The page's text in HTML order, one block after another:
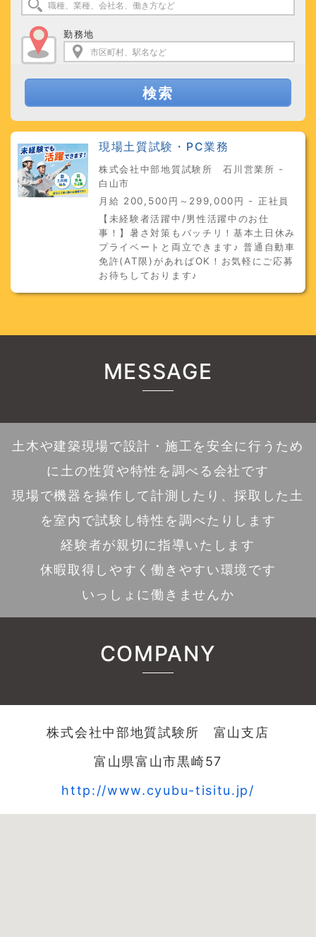
勤務地
検索
現場土質試験・PC業務
株式会社中部地質試験所 石川営業所 -
白山市
月給 200,500円～299,000円 - 正社員
【未経験者活躍中/男性活躍中のお仕
事！】暑さ対策もバッチリ！基本土日休み
プライベートと両立できます♪ 普通自動車
免許(AT限)があればOK！お気軽にご応募
お待ちしております♪
MESSAGE
土木や建築現場で設計・施工を安全に行うため
に土の性質や特性を調べる会社です
現場で機器を操作して計測したり、採取した土
を室内で試験し特性を調べたりします
経験者が親切に指導いたします
休暇取得しやすく働きやすい環境です
いっしょに働きませんか
COMPANY
株式会社中部地質試験所 富山支店
富山県富山市黒崎57
http://www.cyubu-tisitu.jp/